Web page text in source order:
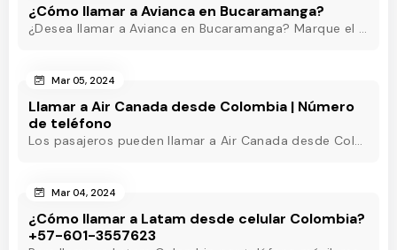
¿Cómo llamar a Avianca en Bucaramanga?
¿Desea llamar a Avianca en Bucaramanga? Marque el teléfono de Avianca Bucaramanga y obtenga asistencia rápida las 24 horas para eliminar sus inquietudes.
Mar 05, 2024
Llamar a Air Canada desde Colombia | Número
de teléfono
Los pasajeros pueden llamar a Air Canada desde Colombia marcando el número de teléfono de Air Canada Colombia y obtener asistencia útil en pocos minutos.
Mar 04, 2024
¿Cómo llamar a Latam desde celular Colombia?
+57-601-3557623